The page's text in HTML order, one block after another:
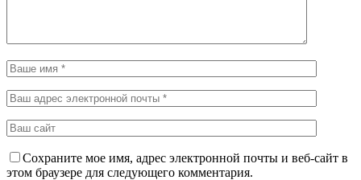
Сохраните мое имя, адрес электронной почты и веб-сайт в
этом браузере для следующего комментария.